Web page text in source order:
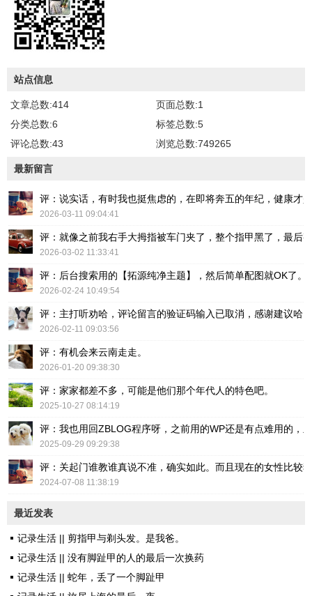
站点信息
文章总数:414
页面总数:1
分类总数:6
标签总数:5
评论总数:43
浏览总数:749265
最新留言
评：说实话，有时我也挺焦虑的，在即将奔五的年纪，健康才
2026-03-11 09:04:41
评：就像之前我右手大拇指被车门夹了，整个指甲黑了，最后
2026-03-02 11:33:41
评：后台搜索用的【拓源纯净主题】，然后简单配图就OK了。
2026-02-24 10:49:54
评：主打听劝哈，评论留言的验证码输入已取消，感谢建议哈！
2026-02-11 09:03:56
评：有机会来云南走走。
2026-01-20 09:38:30
评：家家都差不多，可能是他们那个年代人的特色吧。
2025-10-27 08:14:19
评：我也用回ZBLOG程序呀，之前用的WP还是有点难用的，
2025-09-29 09:29:38
评：关起门谁教谁真说不准，确实如此。而且现在的女性比较
2024-07-08 11:38:19
最近发表
记录生活 || 剪指甲与剃头发。是我爸。
记录生活 || 没有脚趾甲的人的最后一次换药
记录生活 || 蛇年，丢了一个脚趾甲